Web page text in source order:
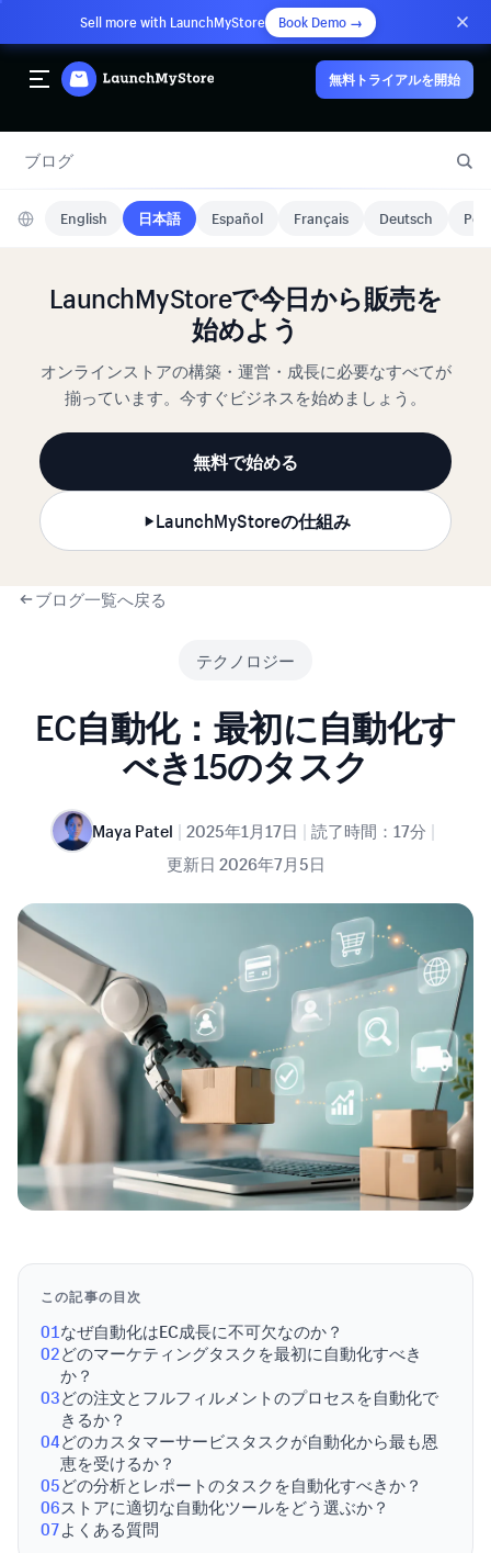
Sell more with LaunchMyStore Book Demo →
無料トライアルを開始
ブログ
English 日本語 Español Français Deutsch
LaunchMyStoreで今日から販売を
始めよう
オンラインストアの構築・運営・成長に必要なすべてが
揃っています。今すぐビジネスを始めましょう。
無料で始める
LaunchMyStoreの仕組み
ブログ一覧へ戻る
テクノロジー
EC自動化：最初に自動化す
べき15のタスク
Maya Patel | 2025年1月17日 | 読了時間：17分 |
更新日 2026年7月5日
この記事の目次
01なぜ自動化はEC成長に不可欠なのか？
02どのマーケティングタスクを最初に自動化すべき
か？
03どの注文とフルフィルメントのプロセスを自動化で
きるか？
04どのカスタマーサービスタスクが自動化から最も恩
恵を受けるか？
05どの分析とレポートのタスクを自動化すべきか？
06ストアに適切な自動化ツールをどう選ぶか？
07よくある質問